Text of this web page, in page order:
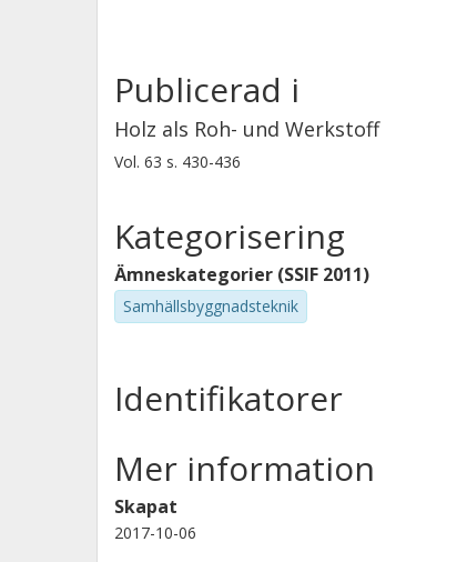
Publicerad i
Holz als Roh- und Werkstoff
Vol. 63 s. 430-436
Kategorisering
Ämneskategorier (SSIF 2011)
Samhällsbyggnadsteknik
Identifikatorer
Mer information
Skapat
2017-10-06